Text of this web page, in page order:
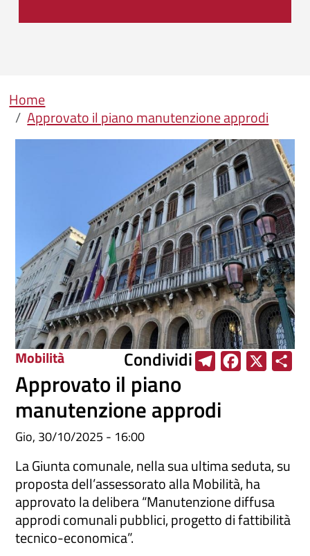
Briciole di pane
Home
Approvato il piano manutenzione approdi
Mobilità Condividi
l
e
r
a
m
o
k
Approvato il piano
manutenzione approdi
Gio, 30/10/2025 - 16:00
La Giunta comunale, nella sua ultima seduta, su
proposta dell’assessorato alla Mobilità, ha
approvato la delibera “Manutenzione diffusa
approdi comunali pubblici, progetto di fattibilità
tecnico-economica”.